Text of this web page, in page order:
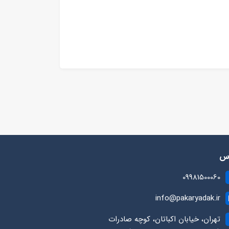
09981500060
info@pakaryadak.ir
تهران، خیابان اکباتان، کوچه صادرات